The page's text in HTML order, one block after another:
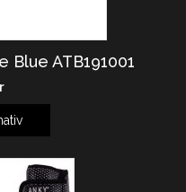
Blue ATB191001